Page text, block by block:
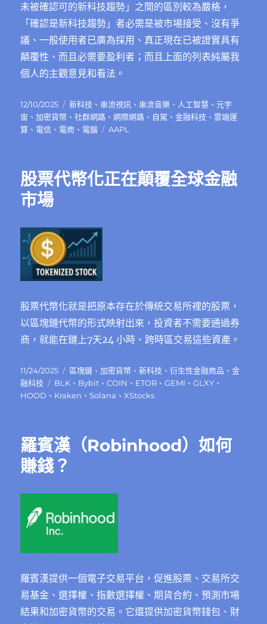
未被確認可的新科技趨勢」之間的區別較為嚴格，
「確認是新科技趨勢」者必需是被市場接受、沒有爭
議、一般使用者已廣為採用、真正現在已被證實具有
顛覆性、而且必需要盈利者；而且上面的列表純屬我
個人的主觀意見和看法。
發
佈
日
12/10/2025
分
類
新科技 、 串流視訊 、 串流音樂 、 人工智慧 、元宇
宙 、加密貨幣 、社群網路 、網際網路 、 自駕 、金融科技 、雲端運
算 、 電信 、 電商 、 電腦
標
AAPL
股票代幣化正在顛覆全球金融
市場
股票代幣化就是把原本存在於傳統交易所裡的股票，
以區塊鏈代幣的形式映射出來，投資者不需要通過券
商，就能在鏈上7天24 小時、跨時區交易這些資產。
發
佈
日
11/24/2025
分
類
區塊鏈 、加密貨幣 、新科技 、衍生性金融商品 、金
融科技
標
籤
BLK 、 Bybit 、COIN 、 ETOR 、GEMI 、GLXY 、
HOOD 、 Kraken 、Solana 、XStocks
羅賓漢（Robinhood）如何
賺錢？
羅賓漢提供一個電子交易平台，促進股票、交易所交
易基金、選擇權、指數選擇權、期貨合約、預測市場
結果和加密貨幣的交易。它還提供加密貨幣錢包、財